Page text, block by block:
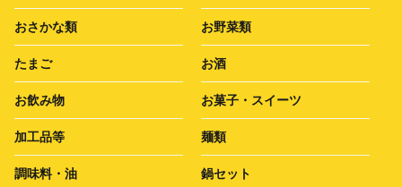
おさかな類 お野菜類
たまご お酒
お飲み物 お菓子・スイーツ
加工品等 麺類
調味料・油 鍋セット